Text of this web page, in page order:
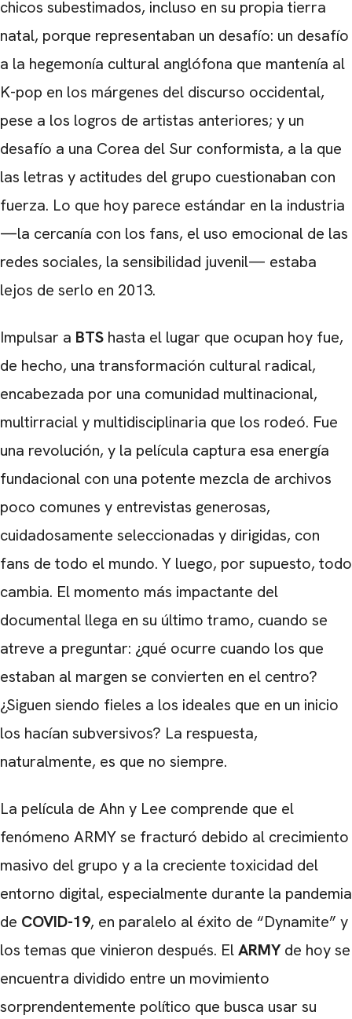
chicos subestimados, incluso en su propia tierra
natal, porque representaban un desafío: un desafío
a la hegemonía cultural anglófona que mantenía al
K-pop en los márgenes del discurso occidental,
pese a los logros de artistas anteriores; y un
desafío a una Corea del Sur conformista, a la que
las letras y actitudes del grupo cuestionaban con
fuerza. Lo que hoy parece estándar en la industria
—la cercanía con los fans, el uso emocional de las
redes sociales, la sensibilidad juvenil— estaba
lejos de serlo en 2013.
Impulsar a BTS hasta el lugar que ocupan hoy fue,
de hecho, una transformación cultural radical,
encabezada por una comunidad multinacional,
multirracial y multidisciplinaria que los rodeó. Fue
una revolución, y la película captura esa energía
fundacional con una potente mezcla de archivos
poco comunes y entrevistas generosas,
cuidadosamente seleccionadas y dirigidas, con
fans de todo el mundo. Y luego, por supuesto, todo
cambia. El momento más impactante del
documental llega en su último tramo, cuando se
atreve a preguntar: ¿qué ocurre cuando los que
estaban al margen se convierten en el centro?
¿Siguen siendo fieles a los ideales que en un inicio
los hacían subversivos? La respuesta,
naturalmente, es que no siempre.
La película de Ahn y Lee comprende que el
fenómeno ARMY se fracturó debido al crecimiento
masivo del grupo y a la creciente toxicidad del
entorno digital, especialmente durante la pandemia
de COVID-19, en paralelo al éxito de “Dynamite” y
los temas que vinieron después. ElARMY de hoy se
encuentra dividido entre un movimiento
sorprendentemente político que busca usar su
CARREGANDO PUBLICIDADE